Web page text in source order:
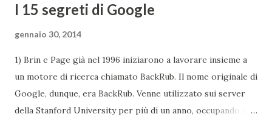
I 15 segreti di Google
gennaio 30, 2014
1) Brin e Page già nel 1996 iniziarono a lavorare insieme a
un motore di ricerca chiamato BackRub. Il nome originale di
Google, dunque, era BackRub. Venne utilizzato sui server
della Stanford University per più di un anno, occupando alla